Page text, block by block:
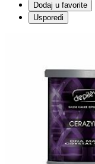
Dodaj u favorite
Usporedi